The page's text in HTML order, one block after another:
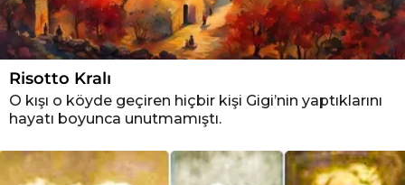
Risotto Kralı
O kışı o köyde geçiren hiçbir kişi Gigi’nin yaptıklarını
hayatı boyunca unutmamıştı.